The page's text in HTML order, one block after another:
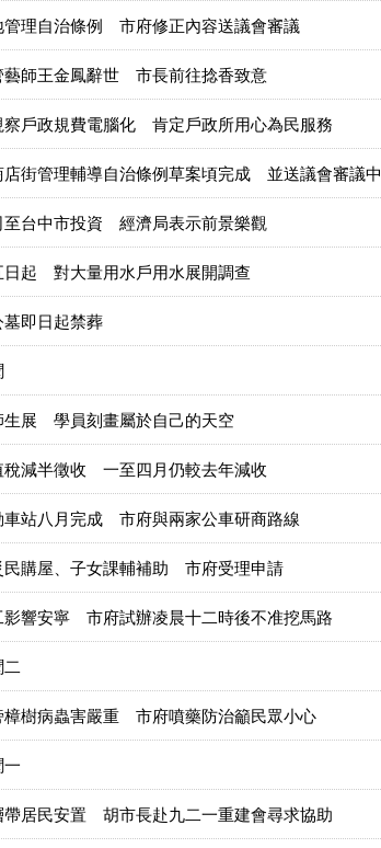
管理自治條例 市府修正內容送議會審議
藝師王金鳳辭世 市長前往捻香致意
察戶政規費電腦化 肯定戶政所用心為民服務
店街管理輔導自治條例草案頃完成 並送議會審議中
至台中市投資 經濟局表示前景樂觀
日起 對大量用水戶用水展開調查
即日起禁葬
生展 學員刻畫屬於自己的天空
稅減半徵收 一至四月仍較去年減收
車站八月完成 市府與兩家公車研商路線
民購屋、子女課輔補助 市府受理申請
影響安寧 市府試辦凌晨十二時後不准挖馬路
樟樹病蟲害嚴重 市府噴藥防治籲民眾小心
一
帶居民安置 胡市長赴九二一重建會尋求協助